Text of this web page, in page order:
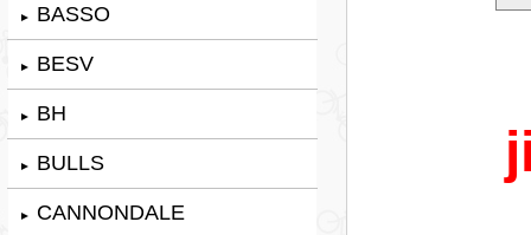
► BASSO
► BESV
► BH
► BULLS
► CANNONDALE